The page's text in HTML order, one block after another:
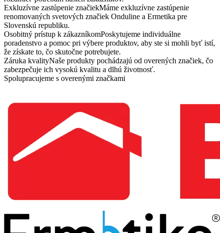
Exkluzívne zastúpenie značiekMáme exkluzívne zastúpenie
renomovaných svetových značiek Onduline a Ermetika pre
Slovenskú republiku.
Osobitný prístup k zákazníkomPoskytujeme individuálne
poradenstvo a pomoc pri výbere produktov, aby ste si mohli byť istí,
že získate to, čo skutočne potrebujete.
Záruka kvalityNaše produkty pochádzajú od overených značiek, čo
zabezpečuje ich vysokú kvalitu a dlhú životnosť.
Spolupracujeme s overenými značkami